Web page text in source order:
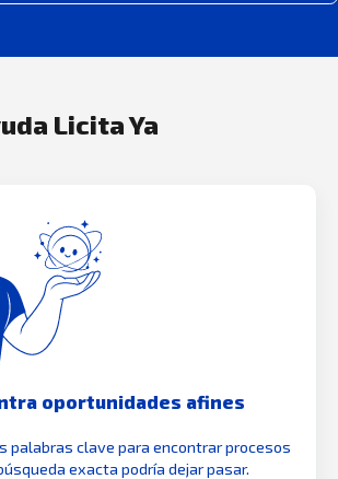
Licita Ya
oportunidades afines
palabras clave para encontrar procesos
exacta podría dejar pasar.